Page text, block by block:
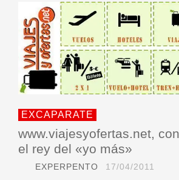
EXCAPARATE
www.viajesyofertas.net,
el rey del «yo más»
EXPERPENTO 17/04/2011